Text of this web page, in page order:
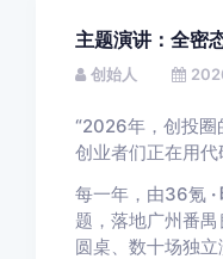
主题演讲：全密
创始人
“2026年，创投圈
创业者们正在用代
每一年，由36氪
题，落地广州番
圆桌、数十场独